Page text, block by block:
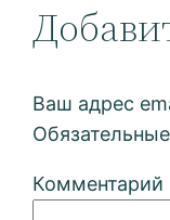
Ваш адрес
Комментарий